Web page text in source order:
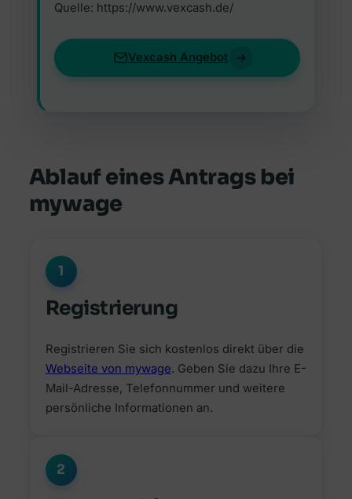
Quelle: https://www.vexcash.de/
Vexcash Angebot
Ablauf eines Antrags bei
mywage
1
Registrierung
Registrieren Sie sich kostenlos direkt über die
Webseite von mywage. Geben Sie dazu Ihre E-
Mail-Adresse, Telefonnummer und weitere
persönliche Informationen an.
2